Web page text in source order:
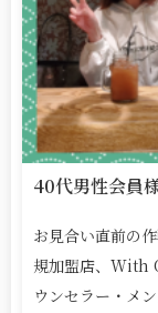
40代男性会員
お見合い直前の
規加盟店、With
ウンセラー・メ